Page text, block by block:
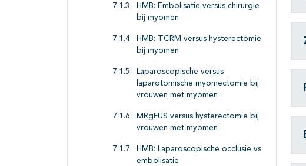
HMB: Embolisatie versus chirurgie
bij myomen
HMB: TCRM versus hysterectomie
bij myomen
Laparoscopische versus
laparotomische myomectomie bij
vrouwen met myomen
MRgFUS versus hysterectomie bij
vrouwen met myomen
HMB: Laparoscopische occlusie vs
embolisatie